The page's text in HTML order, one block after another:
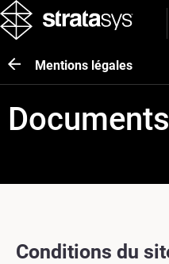
Mentions légales
Conditions du